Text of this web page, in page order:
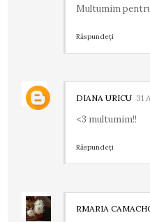
Multumim
Răspundeți
DIANA URICU 31
<3 multumim!!
Răspundeți
RMARIA